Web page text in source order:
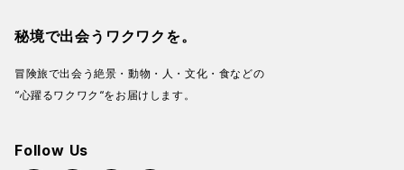
秘境で出会うワクワクを。
冒険旅で出会う絶景・動物・人・文化・食などの
“心躍るワクワク“をお届けします。
Follow Us